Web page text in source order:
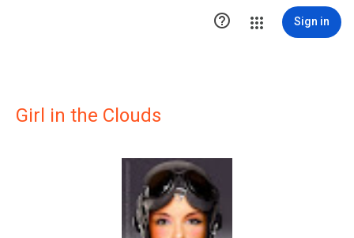
 Sign in
Girl in the Clouds